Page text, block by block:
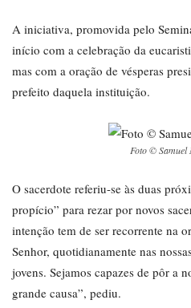
A iniciativa, promovida pelo
início com a celebração da
mas com a oração de vésperas
prefeito daquela instituição.
Foto © Samuel
O sacerdote referiu-se às duas
propício” para rezar por novos
intenção tem de ser recorrente na
Senhor, quotidianamente nas
jovens. Sejamos capazes de pôr a
grande causa”, pediu.